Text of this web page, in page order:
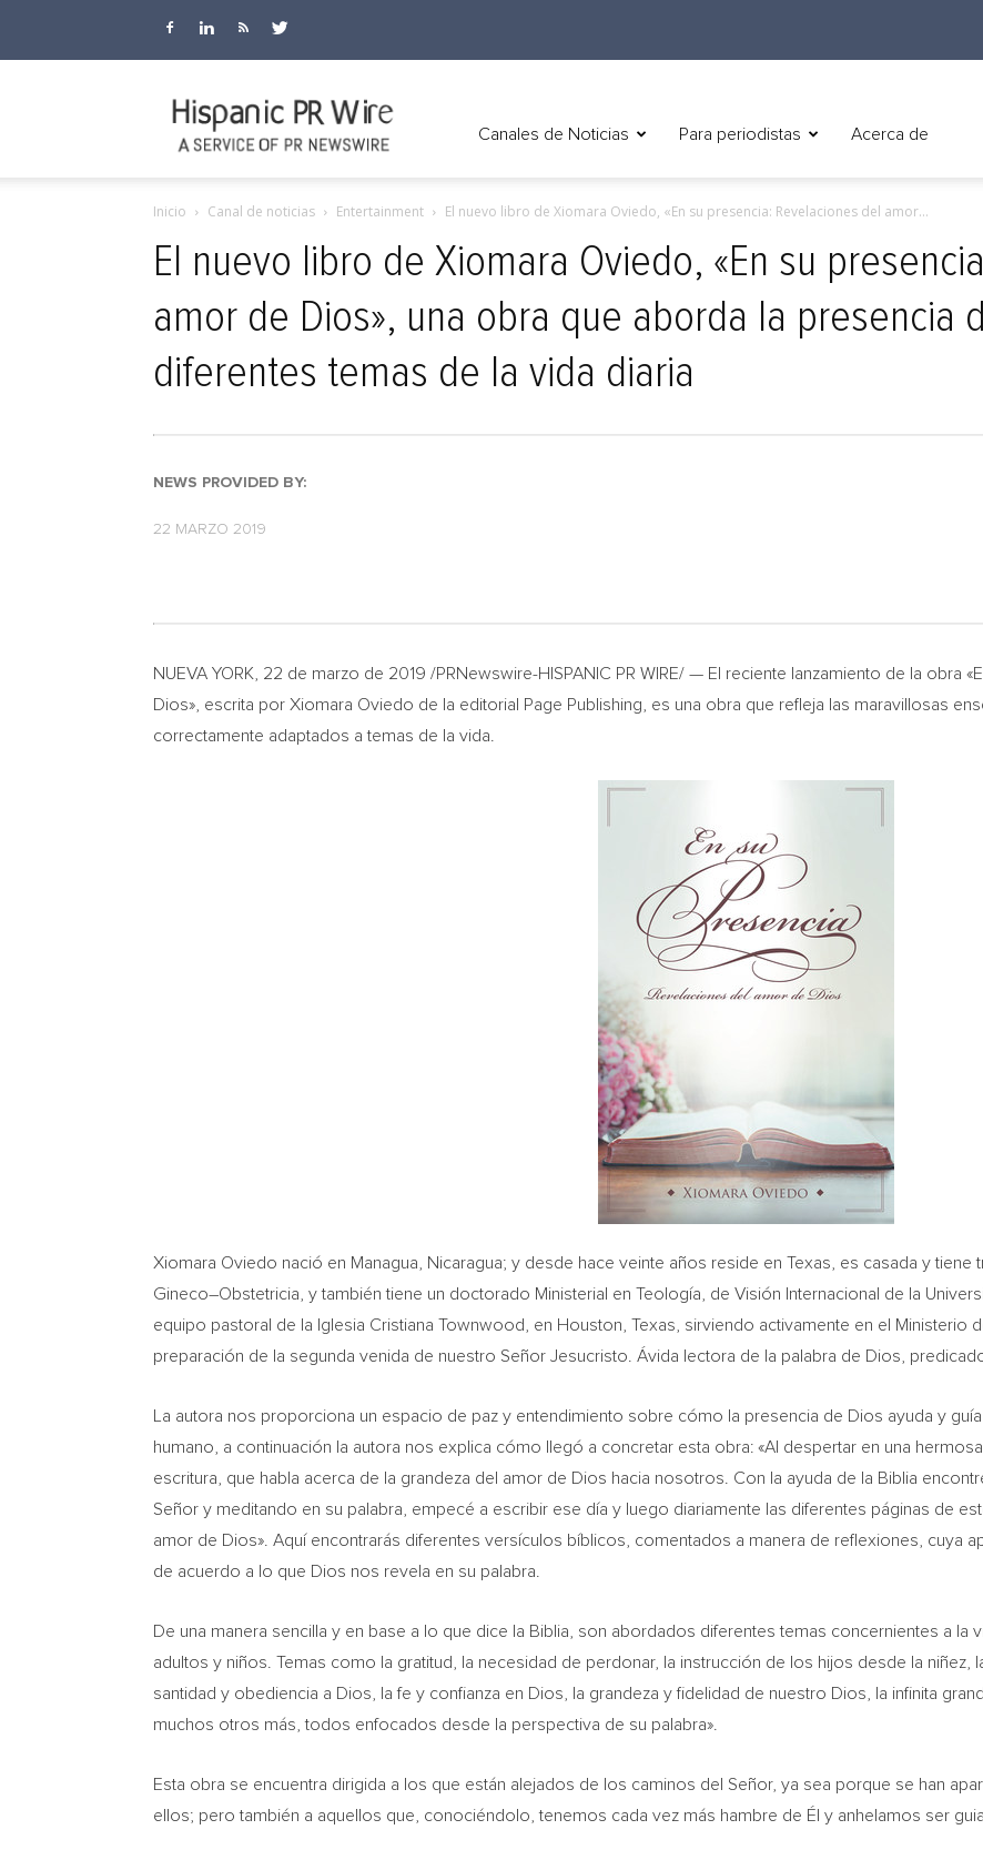
Canales de Noticias Para periodistas Acerca de
Inicio Canal de noticias Entertainment El nuevo libro de Xiomara Oviedo, «En su presencia: Revelaciones del amor...
El nuevo libro de Xiomara Oviedo, «En su
amor de Dios», una obra que aborda la presencia
diferentes temas de la vida diaria
NEWS PROVIDED BY:
22 MARZO 2019
NUEVA YORK 22 de marzo de 2019 /PRNewswire-HISPANIC PR WIRE/ — El reciente lanzamiento de la obra
Dios», escrita por Xiomara Oviedo de la editorial Page Publishing, es una obra que refleja las maravillosas
correctamente adaptados a temas de la vida.
Xiomara Oviedo nació en Managua, Nicaragua; y desde hace veinte años reside en Texas , es casada y
Gineco–Obstetricia, y también tiene un doctorado Ministerial en Teología, de Visión Internacional de la
equipo pastoral de la Iglesia Cristiana Townwood, en Houston, Texas , sirviendo activamente en el Ministerio
preparación de la segunda venida de nuestro Señor Jesucristo. Ávida lectora de la palabra de Dios,
La autora nos proporciona un espacio de paz y entendimiento sobre cómo la presencia de Dios ayuda y
humano, a continuación la autora nos explica cómo llegó a concretar esta obra: «Al despertar en una
escritura, que habla acerca de la grandeza del amor de Dios hacia nosotros. Con la ayuda de la Biblia
Señor y meditando en su palabra, empecé a escribir ese día y luego diariamente las diferentes páginas de
amor de Dios». Aquí encontrarás diferentes versículos bíblicos, comentados a manera de reflexiones, cuya
de acuerdo a lo que Dios nos revela en su palabra.
De una manera sencilla y en base a lo que dice la Biblia, son abordados diferentes temas concernientes a la
adultos y niños. Temas como la gratitud, la necesidad de perdonar, la instrucción de los hijos desde la niñez,
santidad y obediencia a Dios, la fe y confianza en Dios, la grandeza y fidelidad de nuestro Dios, la infinita
muchos otros más, todos enfocados desde la perspectiva de su palabra».
Esta obra se encuentra dirigida a los que están alejados de los caminos del Señor, ya sea porque se han
ellos; pero también a aquellos que, conociéndolo, tenemos cada vez más hambre de Él y anhelamos ser